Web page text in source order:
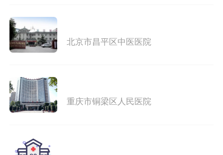
北京市昌平区中医医院
重庆市铜梁区人民医院